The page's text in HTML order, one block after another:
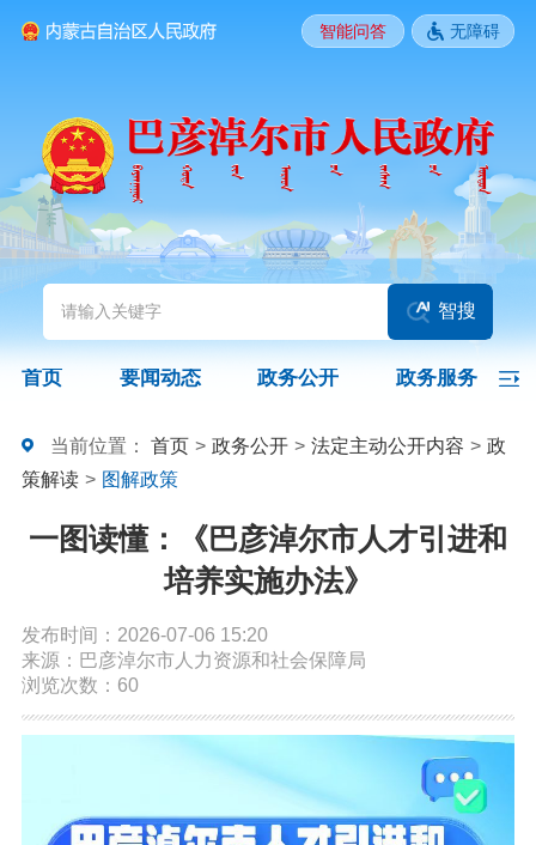
头条 国务院信息 自治区信息
政务动态 旗县区动态
图片新闻
政务公开
政务服务
特色服务专区 惠企政策精准服务 网上中介服务超市
便民热线 基础清单
智能问答 无障碍
智搜
首页 要闻动态 政务公开 政务服务
当前位置： 首页 > 政务公开 > 法定主动公开内容 > 政
策解读 > 图解政策
一图读懂：《巴彦淖尔市人才引进和
培养实施办法》
发布时间：2026-07-06 15:20
来源：巴彦淖尔市人力资源和社会保障局
浏览次数：60